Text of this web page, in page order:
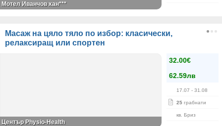
Мотел Иванчов хан***
Масаж на цяло тяло по избор: класически,
релаксиращ или спортен
32.00€
62.59лв
17.07 - 31.08
25 грабнати
кв. Бриз
Център Physio-Health